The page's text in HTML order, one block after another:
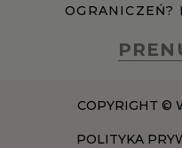
OGRANICZEŃ?
COPYRIGHT ©
POLITYKA